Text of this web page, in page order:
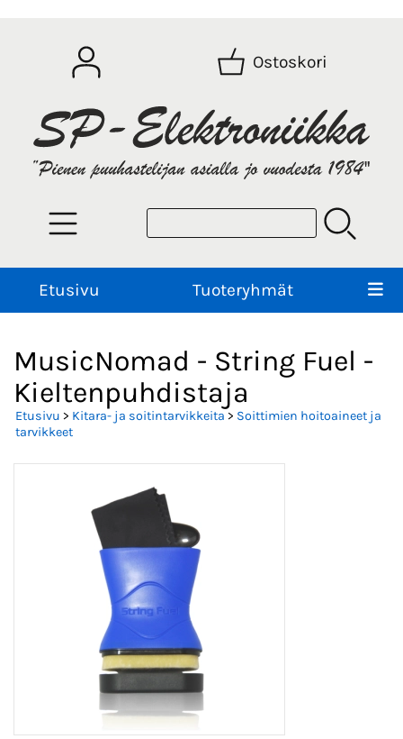
Ostoskori
Etusivu Tuoteryhmät
MusicNomad - String Fuel -
Kieltenpuhdistaja
Etusivu > Kitara- ja soitintarvikkeita > Soittimien hoitoaineet ja
tarvikkeet